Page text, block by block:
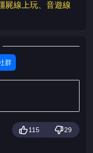
屍線上玩、 音遊線
群
115 29